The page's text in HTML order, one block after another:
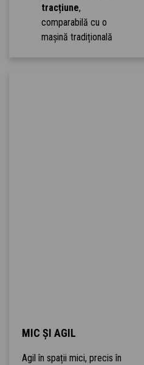
tracțiune,
comparabilă cu o
mașină tradițională
MIC ȘI AGIL
Agil în spații mici, precis în